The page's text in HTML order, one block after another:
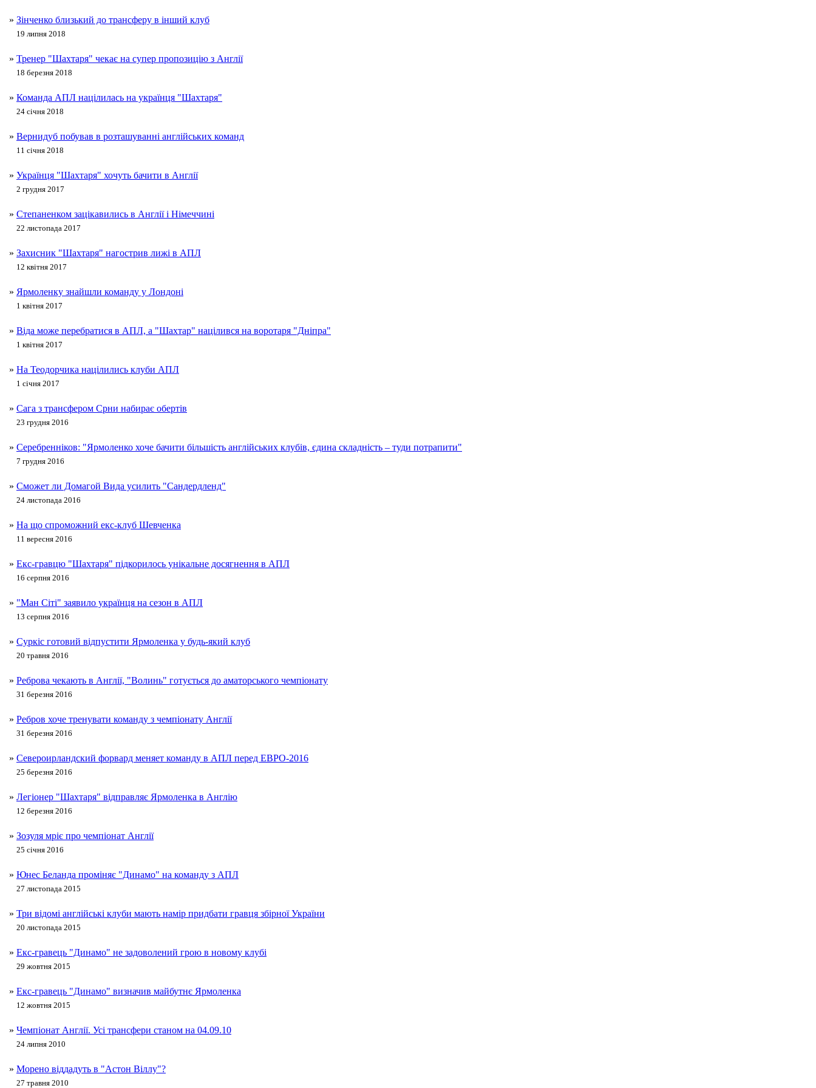
» Зінченко близький до трансферу в інший клуб
19 липня 2018
» Тренер "Шахтаря" чекає на супер пропозицію з Англії
18 березня 2018
» Команда АПЛ націлилась на українця "Шахтаря"
24 січня 2018
» Вернидуб побував в розташуванні англійських команд
11 січня 2018
» Українця "Шахтаря" хочуть бачити в Англії
2 грудня 2017
» Степаненком зацікавились в Англії і Німеччині
22 листопада 2017
» Захисник "Шахтаря" нагострив лижі в АПЛ
12 квітня 2017
» Ярмоленку знайшли команду у Лондоні
1 квітня 2017
» Віда може перебратися в АПЛ, а "Шахтар" націлився на воротаря "Дніпра"
1 квітня 2017
» На Теодорчика націлились клуби АПЛ
1 січня 2017
» Сага з трансфером Срни набирає обертів
23 грудня 2016
» Серебренніков: "Ярмоленко хоче бачити більшість англійських клубів, єдина складність – туди потрапити"
7 грудня 2016
» Сможет ли Домагой Вида усилить "Сандердленд"
24 листопада 2016
» На що спроможний екс-клуб Шевченка
11 вересня 2016
» Екс-гравцю "Шахтаря" підкорилось унікальне досягнення в АПЛ
16 серпня 2016
» "Ман Сіті" заявило українця на сезон в АПЛ
13 серпня 2016
» Суркіс готовий відпустити Ярмоленка у будь-який клуб
20 травня 2016
» Реброва чекають в Англії, "Волинь" готується до аматорського чемпіонату
31 березня 2016
» Ребров хоче тренувати команду з чемпіонату Англії
31 березня 2016
» Североирландский форвард меняет команду в АПЛ перед ЕВРО-2016
25 березня 2016
» Легіонер "Шахтаря" відправляє Ярмоленка в Англію
12 березня 2016
» Зозуля мріє про чемпіонат Англії
25 січня 2016
» Юнес Беланда проміняє "Динамо" на команду з АПЛ
27 листопада 2015
» Три відомі англійські клуби мають намір придбати гравця збірної України
20 листопада 2015
» Екс-гравець "Динамо" не задоволений грою в новому клубі
29 жовтня 2015
» Екс-гравець "Динамо" визначив майбутнє Ярмоленка
12 жовтня 2015
» Чемпіонат Англії. Усі трансфери станом на 04.09.10
24 липня 2010
» Морено віддадуть в "Астон Віллу"?
27 травня 2010